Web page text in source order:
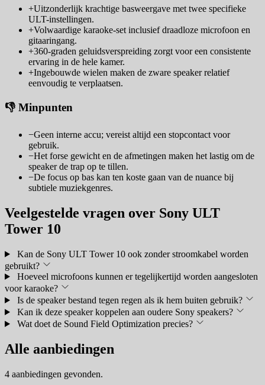
+Uitzonderlijk krachtige basweergave met twee specifieke
ULT-instellingen.
+Volwaardige karaoke-set inclusief draadloze microfoon en
gitaaringang.
+360-graden geluidsverspreiding zorgt voor een consistente
ervaring in de hele kamer.
+Ingebouwde wielen maken de zware speaker relatief
eenvoudig te verplaatsen.
👎 Minpunten
−Geen interne accu; vereist altijd een stopcontact voor
gebruik.
−Het forse gewicht en de afmetingen maken het lastig om de
speaker de trap op te tillen.
−De focus op bas kan ten koste gaan van de nuance bij
subtiele muziekgenres.
Veelgestelde vragen over Sony ULT
Tower 10
Kan de Sony ULT Tower 10 ook zonder stroomkabel worden
gebruikt?
Hoeveel microfoons kunnen er tegelijkertijd worden aangesloten
voor karaoke?
Is de speaker bestand tegen regen als ik hem buiten gebruik?
Kan ik deze speaker koppelen aan oudere Sony speakers?
Wat doet de Sound Field Optimization precies?
Alle aanbiedingen
4 aanbiedingen gevonden.